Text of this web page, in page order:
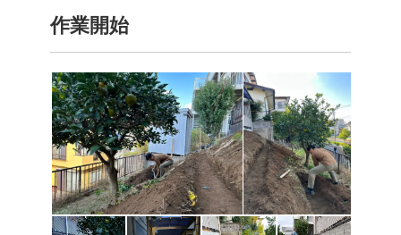
作業開始